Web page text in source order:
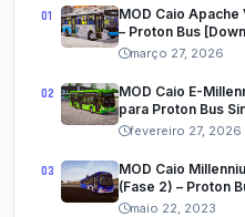
MOD Caio Apache
– Proton Bus
março 27, 2026
MOD Caio E-
para Proton Bus
fevereiro 27, 2026
MOD Caio
(Fase 2) – Proton
maio 22, 2023